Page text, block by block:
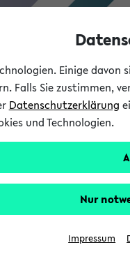
Studium
Einige
Falls Sie zustimmen,
Datenschutzerklärung
und Technologien.
Nur
Impressum